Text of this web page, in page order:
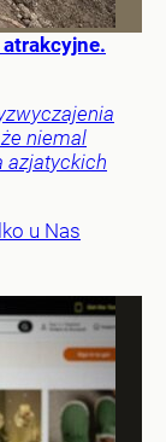
niemal
azjatyckich
u Nas